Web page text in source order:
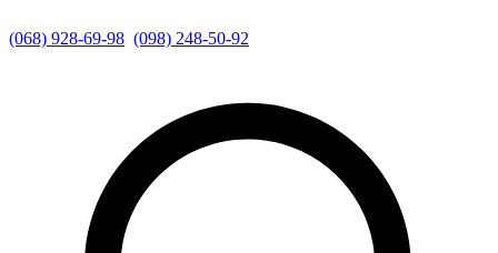
(068) 928-69-98 (098) 248-50-92